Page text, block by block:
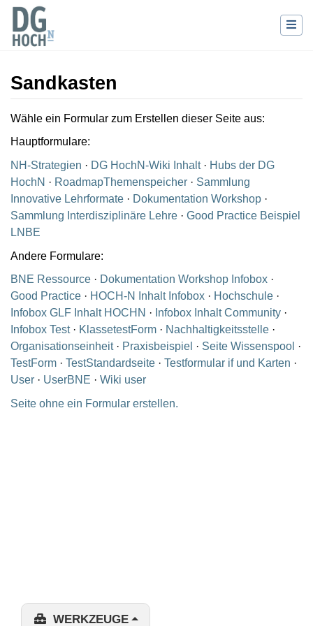
Sandkasten
Wechseln zu:Navigation,Suche
Wähle ein Formular zum Erstellen dieser Seite aus:
Hauptformulare:
NH-Strategien · DG HochN-Wiki Inhalt · Hubs der DG
HochN · RoadmapThemenspeicher · Sammlung
Innovative Lehrformate · Dokumentation Workshop ·
Sammlung Interdisziplinäre Lehre · Good Practice Beispiel
LNBE
Andere Formulare:
BNE Ressource · Dokumentation Workshop Infobox ·
Good Practice · HOCH-N Inhalt Infobox · Hochschule ·
Infobox GLF Inhalt HOCHN · Infobox Inhalt Community ·
Infobox Test · KlassetestForm · Nachhaltigkeitsstelle ·
Organisationseinheit · Praxisbeispiel · Seite Wissenspool ·
TestForm · TestStandardseite · Testformular if und Karten ·
User · UserBNE · Wiki user
Seite ohne ein Formular erstellen.
WERKZEUGE